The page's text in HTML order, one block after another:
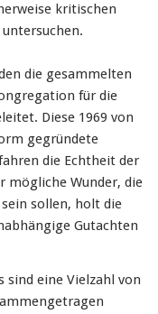
kritischen
die gesammelten
für die
Diese 1969 von
gegründete
die Echtheit der
mögliche Wunder, die
sollen, holt die
Gutachten
sind eine Vielzahl von